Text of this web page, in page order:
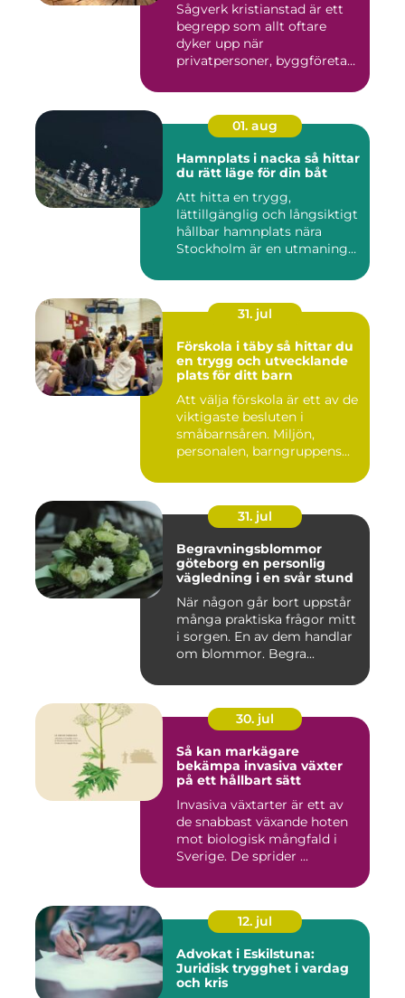
Sågverk kristianstad är ett
begrepp som allt oftare
dyker upp när
privatpersoner, byggföretag
01. aug
Hamnplats i nacka så hittar
du rätt läge för din båt
Att hitta en trygg,
lättillgänglig och långsiktigt
hållbar hamnplats nära
Stockholm är en utmaning
31. jul
Förskola i täby så hittar du
en trygg och utvecklande
plats för ditt barn
Att välja förskola är ett av de
viktigaste besluten i
småbarnsåren. Miljön,
personalen, barngruppens...
31. jul
Begravningsblommor
göteborg en personlig
vägledning i en svår stund
När någon går bort uppstår
många praktiska frågor mitt
i sorgen. En av dem handlar
om blommor. Begra...
30. jul
Så kan markägare
bekämpa invasiva växter
på ett hållbart sätt
Invasiva växtarter är ett av
de snabbast växande hoten
mot biologisk mångfald i
Sverige. De sprider ...
12. jul
Advokat i Eskilstuna:
Juridisk trygghet i vardag
och kris